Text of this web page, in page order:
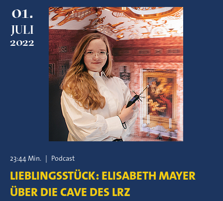
01.
JULI
2022
23:44 Min. | Podcast
LIEBLINGSSTÜCK: ELISABETH MAYER
ÜBER DIE CAVE DES LRZ